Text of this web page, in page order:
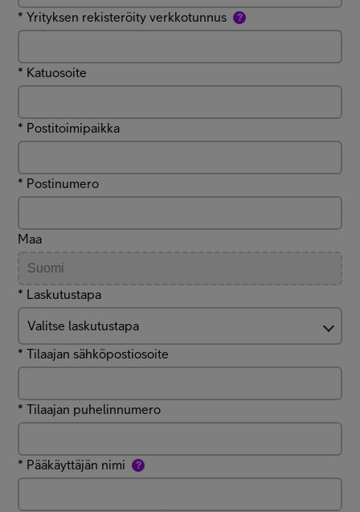
*Yrityksen rekisteröity verkkotunnus ?
* Katuosoite
* Postitoimipaikka
* Postinumero
Maa
* Laskutustapa
Valitse laskutustapa
*Tilaajan sähköpostiosoite
*Tilaajan puhelinnumero
* Pääkäyttäjän nimi ?